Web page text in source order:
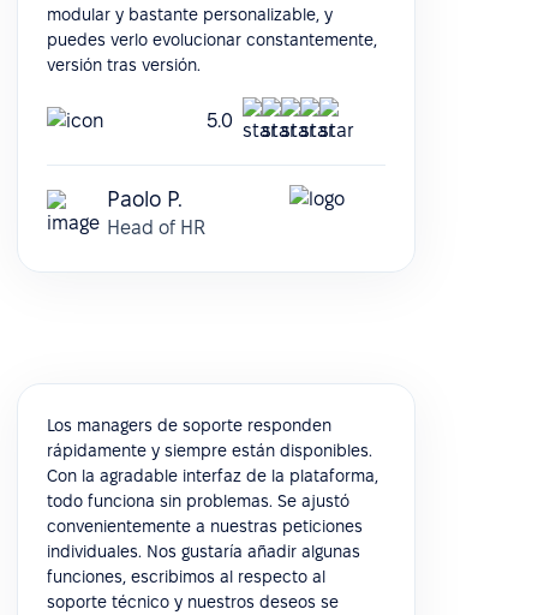
modular y bastante personalizable, y
puedes verlo evolucionar constantemente,
versión tras versión.
5.0
Paolo P.
Head of HR
Los managers de soporte responden
rápidamente y siempre están disponibles.
Con la agradable interfaz de la plataforma,
todo funciona sin problemas. Se ajustó
convenientemente a nuestras peticiones
individuales. Nos gustaría añadir algunas
funciones, escribimos al respecto al
soporte técnico y nuestros deseos se